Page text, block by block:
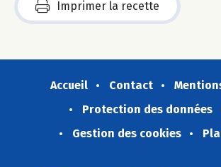
Imprimer la recette
Accueil Contact
Protection des données
Gestion des cookies